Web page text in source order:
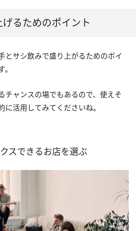
るためのポイント
とサシ飲みで盛り上がるためのポイ
チャンスの場でもあるので、使えそ
に活用してみてくださいね。
スできるお店を選ぶ